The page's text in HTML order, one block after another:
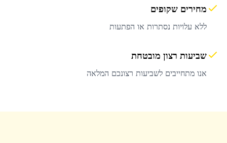
מחירים שקופים
ללא עלויות נסתרות או הפתעות
שביעות רצון מובטחת
אנו מתחייבים לשביעות רצונכם המלאה